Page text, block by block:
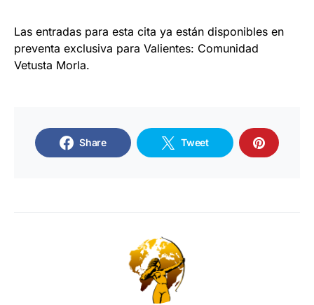
Las entradas para esta cita ya están disponibles en
preventa exclusiva para Valientes: Comunidad
Vetusta Morla.
Share Tweet